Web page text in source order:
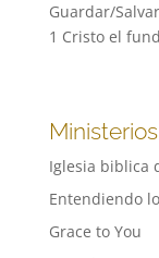
Guardar/
1 Cristo el
Ministerios
Iglesia biblica
Entendiendo
Grace to You